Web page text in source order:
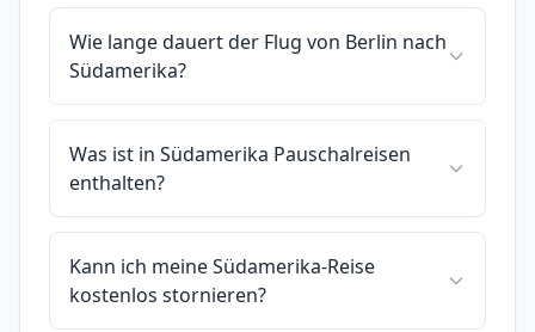
Wie lange dauert der Flug von Berlin nach
Südamerika?
Was ist in Südamerika Pauschalreisen
enthalten?
Kann ich meine Südamerika-Reise
kostenlos stornieren?